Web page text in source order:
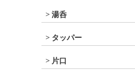
湯呑
タッパー
片口